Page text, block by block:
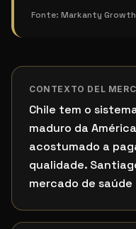
Fonte: Markanty
CONTEXTO DEL
Chile tem o
maduro da
acostumado a
qualidade.
mercado de